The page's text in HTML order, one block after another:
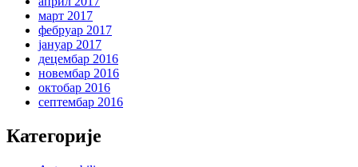
март 2017
фебруар 2017
јануар 2017
децембар 2016
новембар 2016
октобар 2016
септембар 2016
Категорије